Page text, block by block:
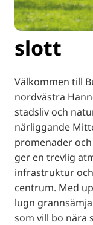
slott
Välkommen till
nordvästra
stadsliv och
närliggande
promenader
ger en trevlig
infrastruktur
centrum. Med
lugn
som vill bo nära